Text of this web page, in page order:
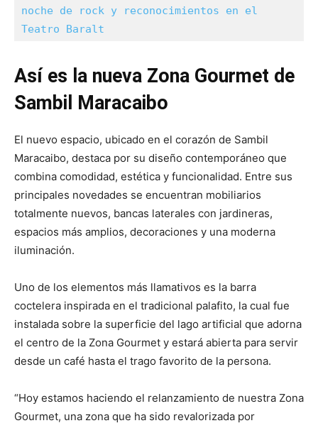
noche de rock y reconocimientos en el
Teatro Baralt
Así es la nueva Zona Gourmet de
Sambil Maracaibo
El nuevo espacio, ubicado en el corazón de Sambil
Maracaibo, destaca por su diseño contemporáneo que
combina comodidad, estética y funcionalidad. Entre sus
principales novedades se encuentran mobiliarios
totalmente nuevos, bancas laterales con jardineras,
espacios más amplios, decoraciones y una moderna
iluminación.
Uno de los elementos más llamativos es la barra
coctelera inspirada en el tradicional palafito, la cual fue
instalada sobre la superficie del lago artificial que adorna
el centro de la Zona Gourmet y estará abierta para servir
desde un café hasta el trago favorito de la persona.
“Hoy estamos haciendo el relanzamiento de nuestra Zona
Gourmet, una zona que ha sido revalorizada por